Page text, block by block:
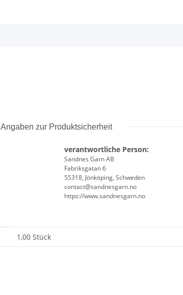
Angaben zur Produktsicherheit
verantwortliche Person:
Sandnes Garn AB
Fabriksgatan 6
55318, Jönköping, Schweden
contact@sandnesgarn.no
https://www.sandnesgarn.no
1,00 Stück